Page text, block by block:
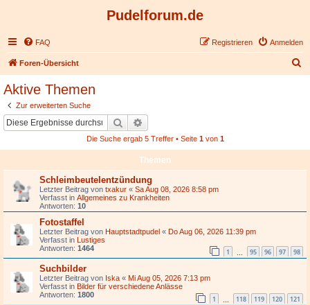
Pudelforum.de
FAQ Anmelden
Registrieren
Foren-Übersicht
Aktive Themen
Zur erweiterten Suche
Suche
Die Suche ergab 5 Treffer • Seite 1von 1
Themen
Schleimbeutelentzündung
Letzter Beitrag von txakur « Sa Aug 08, 2026 8:58 pm
Verfasst in Allgemeines zu Krankheiten
Antworten: 10
Fotostaffel
Letzter Beitrag von Hauptstadtpudel « Do Aug 06, 2026 11:39 pm
Verfasst in Lustiges
Antworten: 1464 1 95 96 97 98
Suchbilder
Letzter Beitrag von Iska « Mi Aug 05, 2026 7:13 pm
Verfasst in Bilder für verschiedene Anlässe
Antworten: 1800 1 118 119 120 121